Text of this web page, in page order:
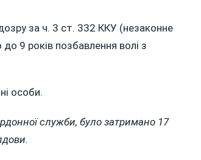
за ч. 3 ст. 332 ККУ (незаконне
9 років позбавлення волі з
особи.
служби, було затримано 17